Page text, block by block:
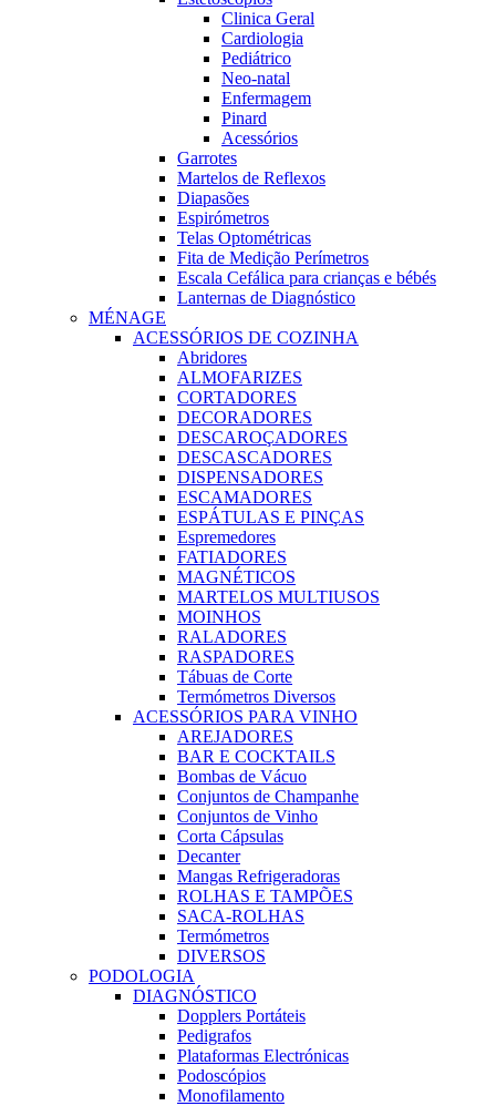
Clinica Geral
Cardiologia
Pediátrico
Neo-natal
Enfermagem
Pinard
Acessórios
Garrotes
Martelos de Reflexos
Diapasões
Espirómetros
Telas Optométricas
Fita de Medição Perímetros
Escala Cefálica para crianças e bébés
Lanternas de Diagnóstico
MÉNAGE
ACESSÓRIOS DE COZINHA
Abridores
ALMOFARIZES
CORTADORES
DECORADORES
DESCAROÇADORES
DESCASCADORES
DISPENSADORES
ESCAMADORES
ESPÁTULAS E PINÇAS
Espremedores
FATIADORES
MAGNÉTICOS
MARTELOS MULTIUSOS
MOINHOS
RALADORES
RASPADORES
Tábuas de Corte
Termómetros Diversos
ACESSÓRIOS PARA VINHO
AREJADORES
BAR E COCKTAILS
Bombas de Vácuo
Conjuntos de Champanhe
Conjuntos de Vinho
Corta Cápsulas
Decanter
Mangas Refrigeradoras
ROLHAS E TAMPÕES
SACA-ROLHAS
Termómetros
DIVERSOS
PODOLOGIA
DIAGNÓSTICO
Dopplers Portáteis
Pedigrafos
Plataformas Electrónicas
Podoscópios
Monofilamento